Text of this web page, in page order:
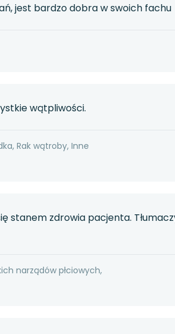
jest bardzo dobra w swoich fachu
wątpliwości.
Rak wątroby, Inne
stanem zdrowia pacjenta.
narządów płciowych,